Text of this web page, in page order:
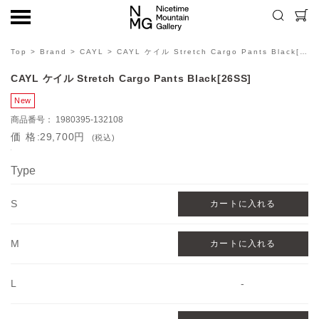
Top > Brand > CAYL > CAYL ケイル Stretch Cargo Pants Black[26SS]
CAYL ケイル Stretch Cargo Pants Black[26SS]
1980395-132108
価格29,700円 (税込)
Type
S
M
L -